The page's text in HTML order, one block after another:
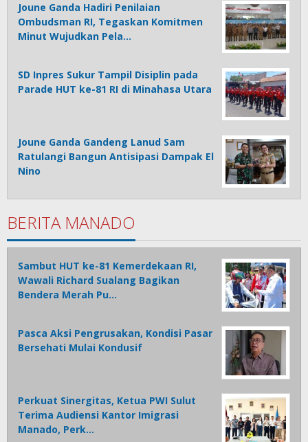
Joune Ganda Hadiri Penilaian
Ombudsman RI, Tegaskan Komitmen
Minut Wujudkan Pela…
SD Inpres Sukur Tampil Disiplin pada
Parade HUT ke-81 RI di Minahasa Utara
Joune Ganda Gandeng Lanud Sam
Ratulangi Bangun Antisipasi Dampak El
Nino
BERITA MANADO
Sambut HUT ke-81 Kemerdekaan RI,
Wawali Richard Sualang Bagikan
Bendera Merah Pu…
Pasca Aksi Pengrusakan, Kondisi Pasar
Bersehati Mulai Kondusif
Perkuat Sinergitas, Ketua PWI Sulut
Terima Audiensi Kantor Imigrasi
Manado, Perk…